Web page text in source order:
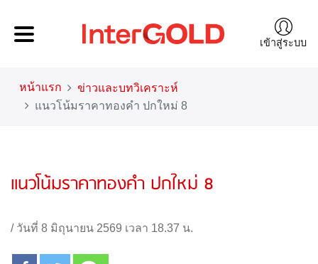
เข้าสู่ระบบ
หน้าแรก
ข่าวและบทวิเคราะห์
แนวโน้มราคาทองคำ ปกใหม่ 8
แนวโน้มราคาทองคำ ปกใหม่ 8
/ วันที่ 8 มิถุนายน 2569 เวลา 18.37 น.